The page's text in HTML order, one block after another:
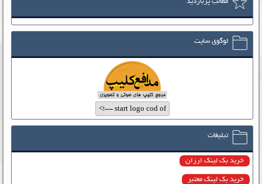
لوگوی سایت
تبلیغات
خرید بک لینک ارزان
خرید بک لینک معتبر